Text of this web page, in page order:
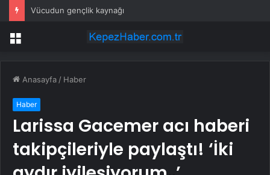
Vücudun gençlik kaynağı
Menü
Anasayfa / Haber
Haber
Larissa Gacemer acı haberi
takipçileriyle paylaştı! ‘İki